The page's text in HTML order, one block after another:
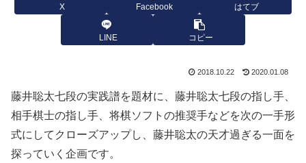
X Facebook はてブ
LINE コピー
2018.10.22 2020.01.08
藤井聡太七段の実践譜を題材に、藤井聡太七段の指し手、
相手棋士の指し手、将棋ソフトの推奨手などを次の一手形
式にしてクローズアップし、藤井聡太の天才過ぎる一面を
探っていく企画です。